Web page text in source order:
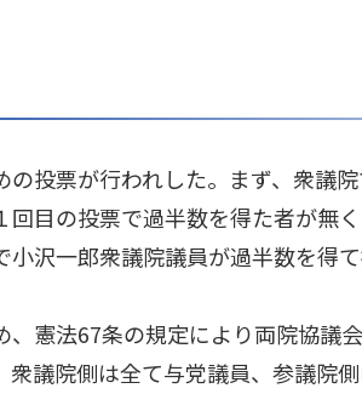
の投票が行われした。まず、衆議
回目の投票で過半数を得た者が無
沢一郎衆議院議員が過半数を得て
憲法67条の規定により両院協議
衆議院側は全て与党議員、参議院